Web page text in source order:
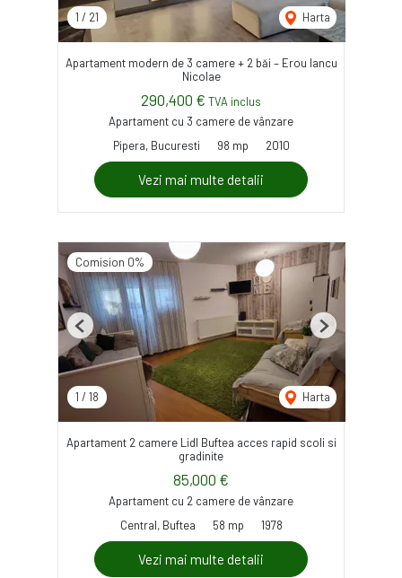
1 / 21 Harta
Apartament modern de 3 camere + 2 băi – Erou Iancu
Nicolae
290,400 € TVA inclus
Apartament cu 3 camere de vânzare
Pipera, Bucuresti
98 mp 2010
Vezi mai multe detalii
Comision 0%
1 / 18 Harta
Previous Next
Apartament 2 camere Lidl Buftea acces rapid scoli si
gradinite
85,000 €
Apartament cu 2 camere de vânzare
Central, Buftea
58 mp 1978
Vezi mai multe detalii